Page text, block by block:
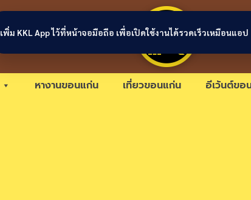
ขอนแก่
หางานขอนแก่น เที่ยวขอนแก่น อีเว้นต์ขอ
เพิ่ม KKL App ไว้ที่หน้าจอมือถือ เพื่อเปิดใช้งานได้รวดเร็วเหมือนแอป